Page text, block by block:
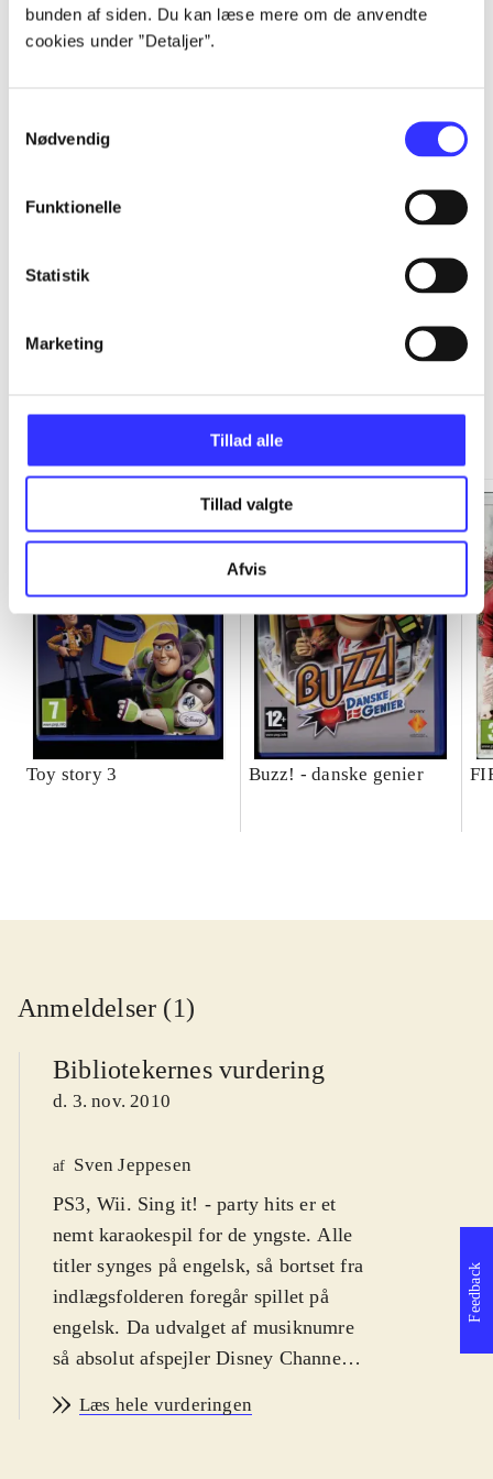
bunden af siden. Du kan læse mere om de anvendte
cookies under ”Detaljer”.
Nødvendig
Funktionelle
Statistik
Marketing
Tillad alle
Tillad valgte
Afvis
...
Minder om
Toy story 3 Buzz! - danske genier
Anmeldelser (1)
Bibliotekernes vurdering
d. 3. nov. 2010
af Sven Jeppesen
PS3, Wii. Sing it! - party hits er et
nemt karaokespil for de yngste. Alle
titler synges på engelsk, så bortset fra
indlægsfolderen foregår spillet på
engelsk. Da udvalget af musiknumre
så absolut afspejler Disney Channel's
udelukkende sange med appel til de
Læs hele vurderingen
Feedback